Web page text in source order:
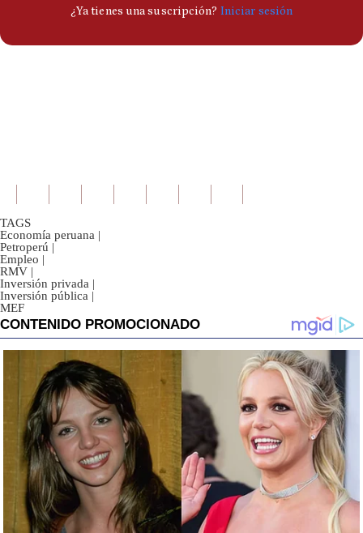
TAGS
Economía peruana |
Petroperú |
Empleo |
RMV |
Inversión privada |
Inversión pública |
MEF